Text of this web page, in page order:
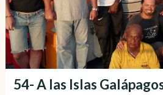
54- A las Islas